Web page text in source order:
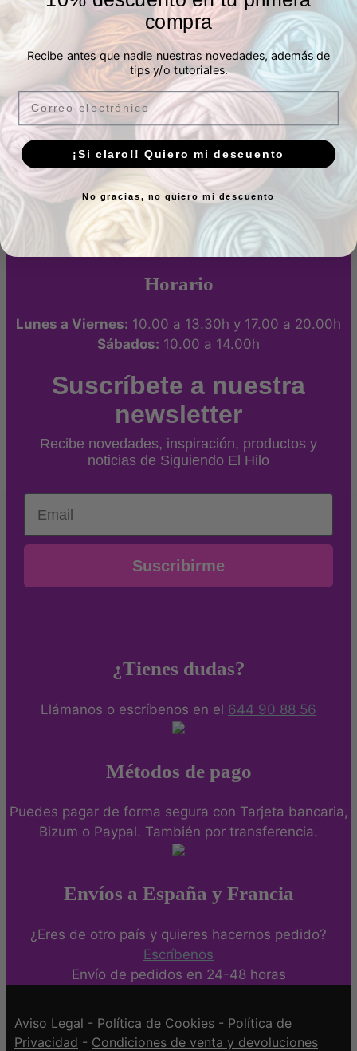
Tienda de telas y lanas en Madrid
Tienda autorizada Katia
Facebook
Instagram
Pinterest
Twitter
LinkedIn
Tienda física
P.º de los Artilleros, 21 Posterior, Local 1, Vicálvaro,
28032 Madrid, España -Ver ubicación
Horario
Lunes a Viernes: 10.00 a 13.30h y 17.00 a 20.00h
Sábados: 10.00 a 14.00h
Suscríbete a nuestra
newsletter
Recibe novedades, inspiración, productos y
noticias de Siguiendo El Hilo
Email
Suscribirme
¿Tienes dudas?
Llámanos o escríbenos en el 644 90 88 56
Métodos de pago
Puedes pagar de forma segura con Tarjeta bancaria,
Bizum o Paypal. También por transferencia.
Envíos a España y Francia
¿Eres de otro país y quieres hacernos pedido?
Escríbenos
Envío de pedidos en 24-48 horas
Aviso Legal - Política de Cookies - Política de
Privacidad - Condiciones de venta y devoluciones
compra
Recibe antes que nadie nuestras novedades, además de
tips y/o tutoriales.
Email
¡Si claro!! Quiero mi descuento
No gracias, no quiero mi descuento